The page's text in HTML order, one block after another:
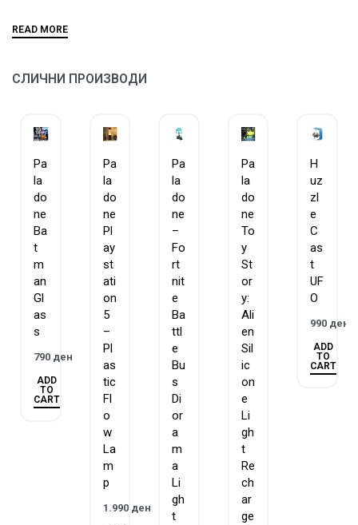
does not play tricks on you. Designed by the Dutch genius
© 2010, 2018 Hanayama Co., Ltd. All rights reserved.
СЛИЧНИ ПРОИЗВОДИ
Pa
la
do
ne
Ba
t
m
an
Gl
as
s
790 ден
ADD
TO
CART
Pa
la
do
ne
Pl
ay
st
ati
on
5
–
Pl
as
tic
Fl
o
w
La
m
p
1.990 ден
Pa
la
do
ne
–
Fo
rt
nit
e
Ba
ttl
e
Bu
s
Di
or
a
m
a
Li
gh
t
Pa
la
do
ne
To
y
St
or
y:
Ali
en
Sil
ic
on
e
Li
gh
t
Re
ch
ar
ge
H
uz
zl
e
C
as
t
UF
O
990 ден
ADD
TO
CART